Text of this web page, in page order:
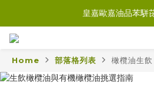
皇嘉歐嘉油品苯駢
Home 部落格列表 橄欖油生飲